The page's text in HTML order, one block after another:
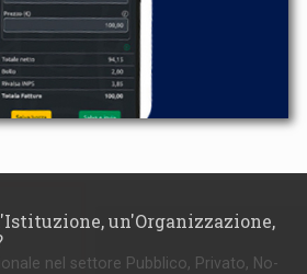
un'Organizzazione,
nel settore Pubblico, Privato, No-